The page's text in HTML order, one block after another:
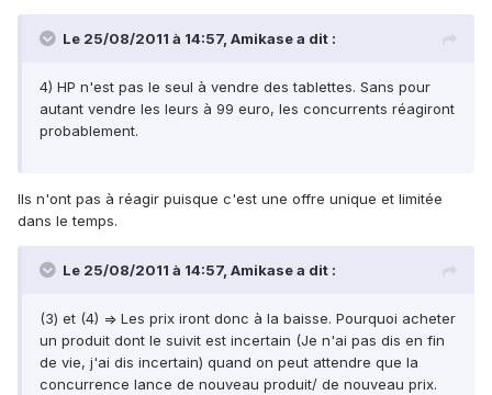
Le 25/08/2011 à 14:57, Amikase a dit :
4) HP n'est pas le seul à vendre des tablettes. Sans pour
autant vendre les leurs à 99 euro, les concurrents réagiront
probablement.
Ils n'ont pas à réagir puisque c'est une offre unique et limitée
dans le temps.
Le 25/08/2011 à 14:57, Amikase a dit :
(3) et (4) => Les prix iront donc à la baisse. Pourquoi acheter
un produit dont le suivit est incertain (Je n'ai pas dis en fin
de vie, j'ai dis incertain) quand on peut attendre que la
concurrence lance de nouveau produit/ de nouveau prix.